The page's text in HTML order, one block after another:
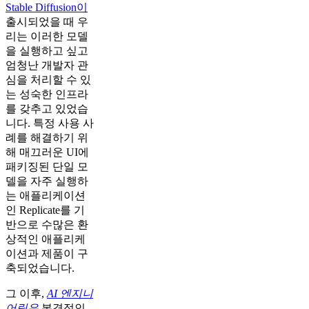
Stable Diffusion이
출시되었을 때 우
리는 이러한 모델
을 실행하고 싶고
엄청난 개발자 관
심을 처리할 수 있
는 성숙한 인프라
를 갖추고 있었습
니다. 특정 사용 사
례를 해결하기 위
해 매끄러운 UI에
패키징된 단일 모
델을 자주 실행하
는 애플리케이션
인 Replicate를 기
반으로 수많은 환
상적인 애플리케
이션과 제품이 구
축되었습니다.
그 이후, AI 엔지니